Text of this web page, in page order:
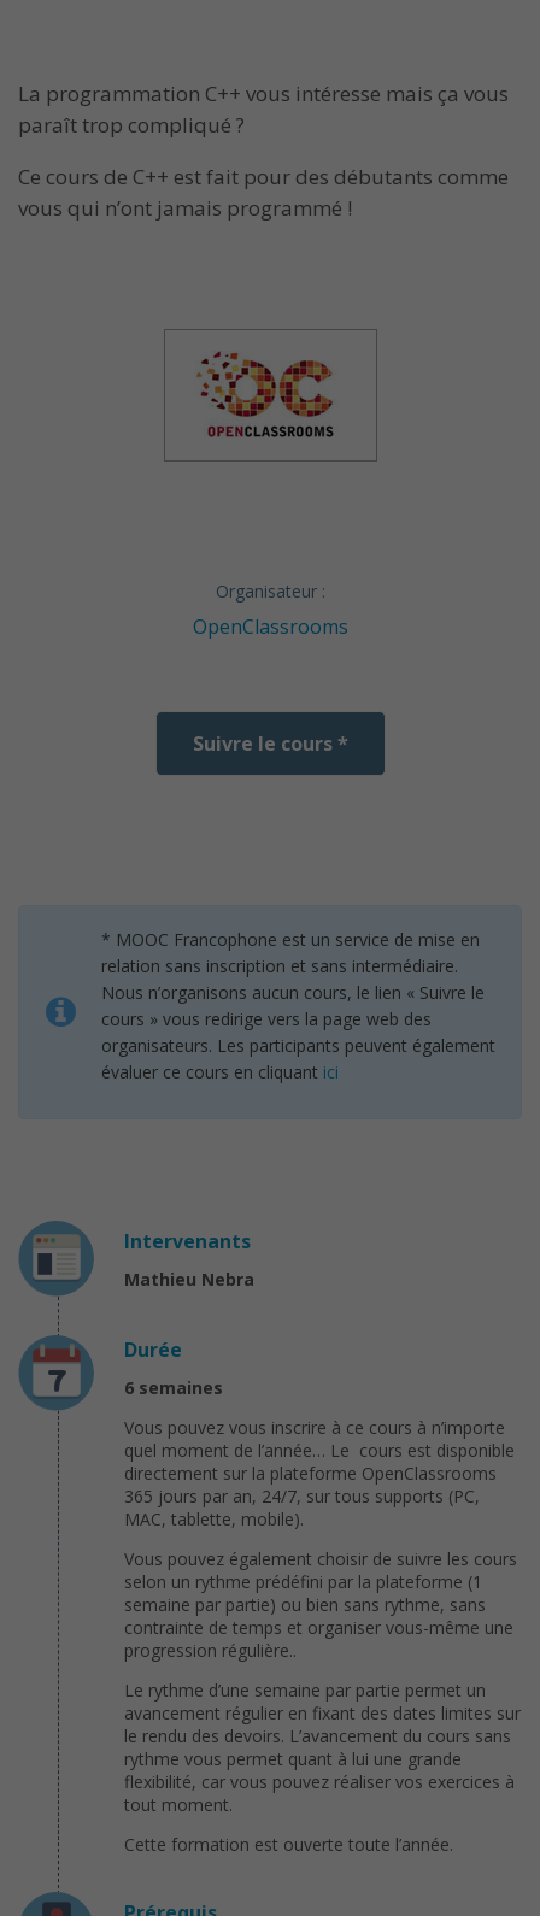
La programmation C++ vous intéresse mais ça vous
paraît trop compliqué ?
Ce cours de C++ est fait pour des débutants comme
vous qui n’ont jamais programmé !
Organisateur :
OpenClassrooms
Suivre le cours *
* MOOC Francophone est un service de mise en
relation sans inscription et sans intermédiaire.
Nous n’organisons aucun cours, le lien « Suivre le
cours » vous redirige vers la page web des
organisateurs. Les participants peuvent également
évaluer ce cours en cliquant ici
Intervenants
Mathieu Nebra
Durée
6 semaines
Vous pouvez vous inscrire à ce cours à n’importe
quel moment de l’année… Le cours est disponible
directement sur la plateforme OpenClassrooms
365 jours par an, 24/7, sur tous supports (PC,
MAC, tablette, mobile).
Vous pouvez également choisir de suivre les cours
selon un rythme prédéfini par la plateforme (1
semaine par partie) ou bien sans rythme, sans
contrainte de temps et organiser vous-même une
progression régulière..
Le rythme d’une semaine par partie permet un
avancement régulier en fixant des dates limites sur
le rendu des devoirs. L’avancement du cours sans
rythme vous permet quant à lui une grande
flexibilité, car vous pouvez réaliser vos exercices à
tout moment.
Cette formation est ouverte toute l’année.